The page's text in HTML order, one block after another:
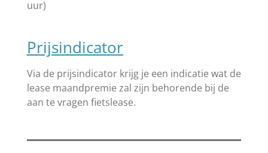
uur)
Prijsindicator
Via de prijsindicator krijg je een indicatie wat de
lease maandpremie zal zijn behorende bij de
aan te vragen fietslease.